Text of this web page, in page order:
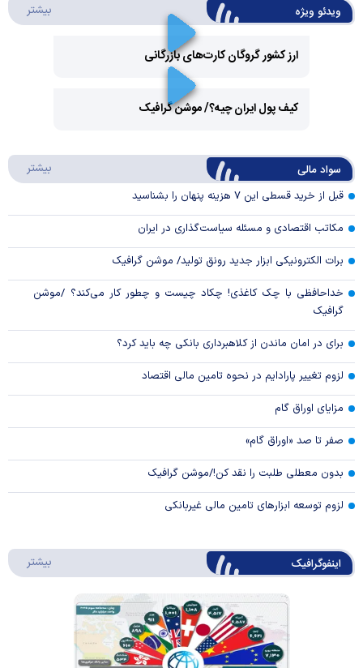
ویدئو ویژه بیشتر
ارز کشور گروگان کارت‌های بازرگانی
Video
کیف پول ایران چیه؟/ موشن گرافیک
سواد مالی بیشتر
قبل از خرید قسطی این ۷ هزینه پنهان را بشناسید
مکاتب اقتصادی و مسئله سیاست‌گذاری در ایران
برات الکترونیکی ابزار جدید رونق تولید/ موشن گرافیک
خداحافظی با چک کاغذی! چکاد چیست و چطور کار می‌کند؟ /موشن
گرافیک
برای در امان ماندن از کلاهبرداری بانکی چه باید کرد؟
لزوم تغییر پارادایم در نحوه تامین مالی اقتصاد
مزایای اوراق گام
صفر تا صد «اوراق گام»
بدون معطلی طلبت را نقد کن!/موشن گرافیک
لزوم توسعه ابزارهای تامین مالی غیربانکی
اینفوگرافیک بیشتر